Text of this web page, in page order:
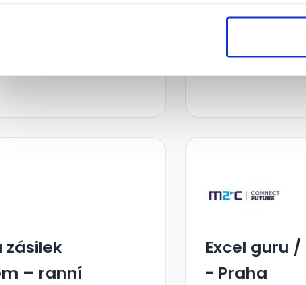
ADECCO spol. s
– ranní
Excel guru
- Praha